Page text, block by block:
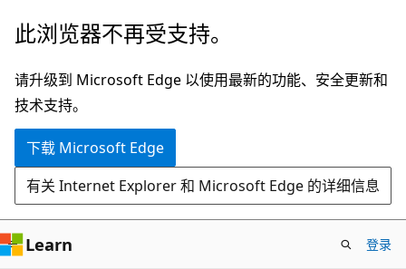
跳
主
要
内
此浏览器不再受支持。
请升级到 Microsoft Edge 以使用最新的功能、安全更新和
技术支持。
下载 Microsoft Edge
有关 Internet Explorer 和 Microsoft Edge 的详细信息
Learn 登录